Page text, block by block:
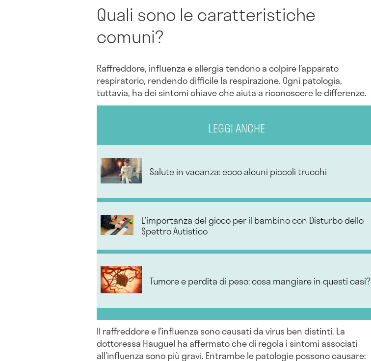
Quali sono le caratteristiche
comuni?
Raffreddore, influenza e allergia tendono a colpire l’apparato
respiratorio, rendendo difficile la respirazione. Ogni patologia,
tuttavia, ha dei sintomi chiave che aiuta a riconoscere le differenze.
LEGGI ANCHE
Salute in vacanza: ecco alcuni piccoli trucchi
L’importanza del gioco per il bambino con Disturbo dello
Spettro Autistico
Tumore e perdita di peso: cosa mangiare in questi casi?
Il raffreddore e l’influenza sono causati da virus ben distinti. La
dottoressa Hauguel ha affermato che di regola i sintomi associati
all’influenza sono più gravi. Entrambe le patologie possono causare: